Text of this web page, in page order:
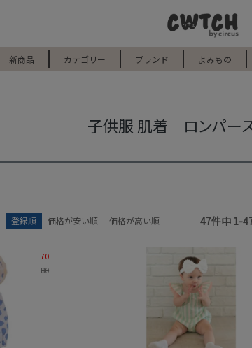
新商品 カテゴリー ブランド よみもの
子供服 肌着 ロンパース
登録順 価格が安い順 価格が高い順 47件中 1-
70
80